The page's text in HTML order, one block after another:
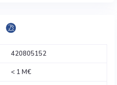
420805152
< 1 M€